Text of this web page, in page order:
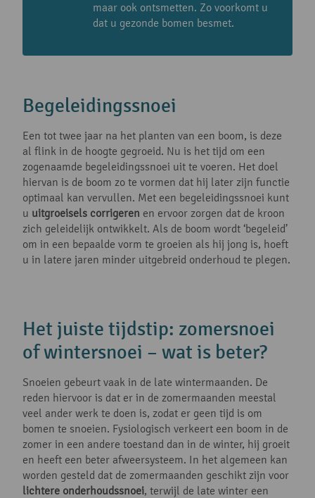
maar ook ontsmetten. Zo voorkomt u
dat u gezonde bomen besmet.
Begeleidingssnoei
Een tot twee jaar na het planten van een boom, is deze
al flink in de hoogte gegroeid. Nu is het tijd om een
zogenaamde begeleidingssnoei uit te voeren. Het doel
hiervan is de boom zo te vormen dat hij later zijn functie
optimaal kan vervullen. Met een begeleidingssnoei kunt
u uitgroeisels corrigeren en ervoor zorgen dat de kroon
zich geleidelijk ontwikkelt. Als de boom wordt ‘begeleid’
om in een bepaalde vorm te groeien als hij jong is, hoeft
u in latere jaren minder uitgebreid onderhoud te plegen.
Het juiste tijdstip: zomersnoei
of wintersnoei – wat is beter?
Snoeien gebeurt vaak in de late wintermaanden. De
reden hiervoor is dat er in de zomermaanden meestal
veel ander werk te doen is, zodat er geen tijd is om
bomen te snoeien. Fysiologisch verkeert een boom in de
zomer in een andere toestand dan in de winter, hij groeit
en heeft een beter afweersysteem. In het algemeen kan
worden gesteld dat de zomermaanden geschikt zijn voor
lichtere onderhoudssnoei, terwijl de late winter een